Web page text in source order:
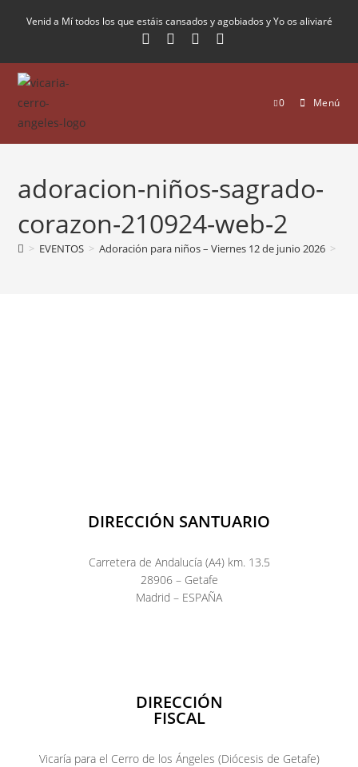
Venid a Mí todos los que estáis cansados y agobiados y Yo os aliviaré
0 Menú
adoracion-niños-sagrado-
corazon-210924-web-2
> EVENTOS > Adoración para niños – Viernes 12 de junio 2026 >
DIRECCIÓN SANTUARIO
Carretera de Andalucía (A4) km. 13.5
28906 – Getafe
Madrid – ESPAÑA
DIRECCIÓN
FISCAL
Vicaría para el Cerro de los Ángeles (Diócesis de Getafe)